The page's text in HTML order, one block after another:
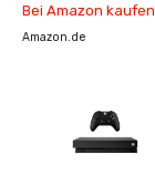
Bei Amazon kaufen
Amazon.de